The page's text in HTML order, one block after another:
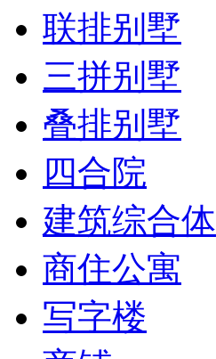
联排别墅
三拼别墅
叠排别墅
四合院
建筑综合体
商住公寓
写字楼